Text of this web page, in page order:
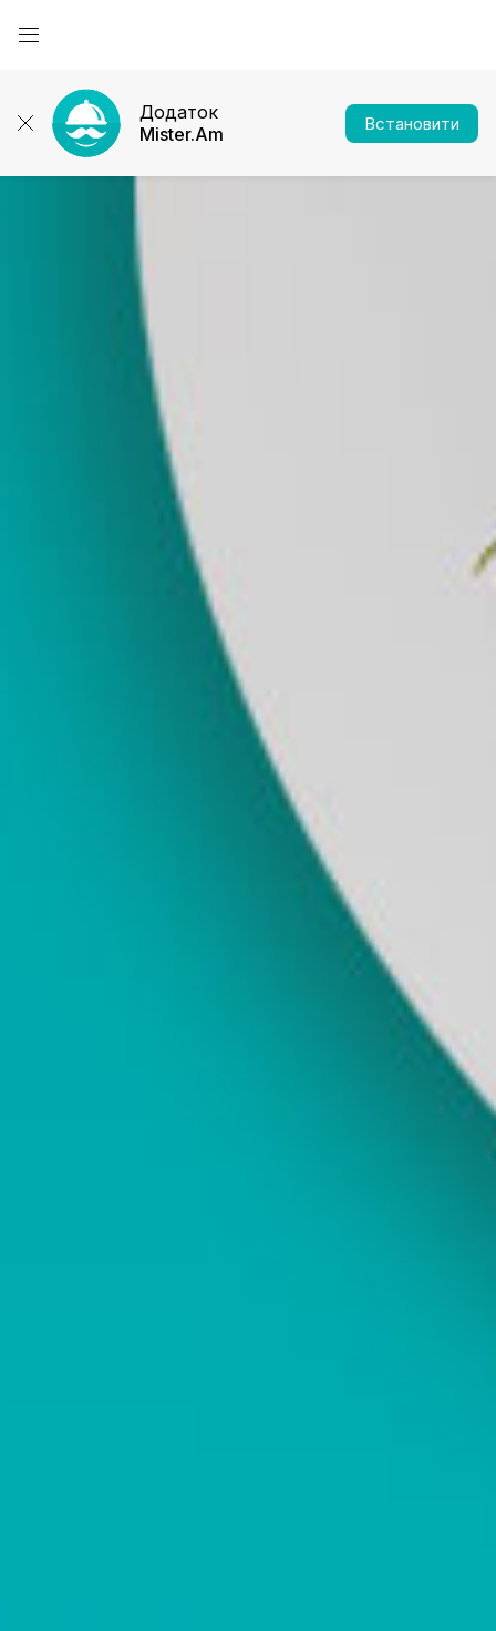
Додаток
Mister.Am
Встановити